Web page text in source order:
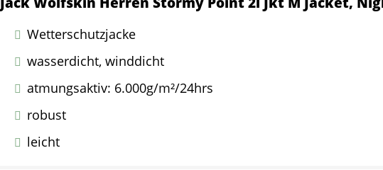
Wetterschutzjacke
wasserdicht, winddicht
atmungsaktiv: 6.000g/m²/24hrs
robust
leicht